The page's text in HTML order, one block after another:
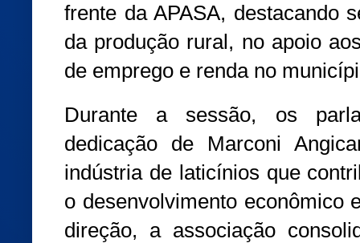
frente da APASA, destacando
da produção rural, no apoio
de emprego e renda no
Durante a sessão, os
dedicação de Marconi
indústria de laticínios que
o desenvolvimento econômico
direção, a associação